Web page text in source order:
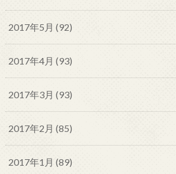
2017年5月 (92)
2017年4月 (93)
2017年3月 (93)
2017年2月 (85)
2017年1月 (89)